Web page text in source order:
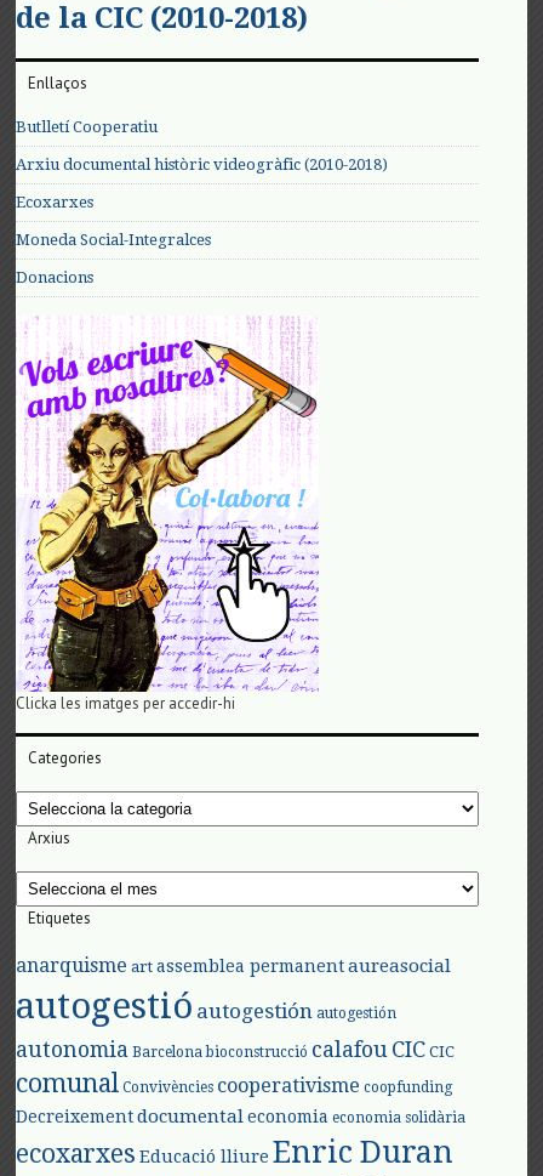
de la CIC (2010-2018)
Enllaços
Butlletí Cooperatiu
Arxiu documental històric videogràfic (2010-2018)
Ecoxarxes
Moneda Social-Integralces
Donacions
Clicka les imatges per accedir-hi
Categories
Categories
Arxius
Arxius
Etiquetes
anarquisme art assemblea permanent aureasocial
autogestió autogestión autogestión
autonomia Barcelona bioconstrucció calafouCIC CIC
comunal Convivències cooperativisme coopfunding
Decreixement documental economia economia solidària
ecoxarxes Educació lliure Enric Duran